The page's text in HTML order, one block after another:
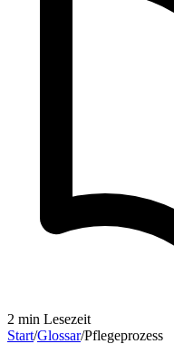
2 min Lesezeit
Start/Glossar/Pflegeprozess